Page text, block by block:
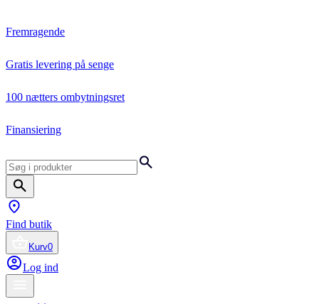
Fremragende
Gratis levering på senge
100 nætters ombytningsret
Finansiering
Find butik
Kurv0
Log ind